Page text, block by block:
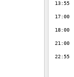
13:55
17:00
18:00
21:00
22:55